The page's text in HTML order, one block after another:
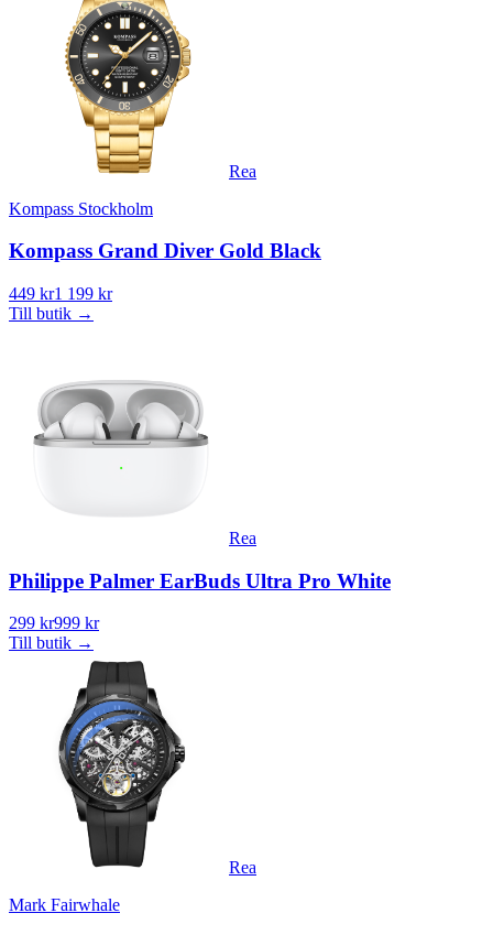
Rea
Kompass Stockholm
Kompass Grand Diver Gold Black
449 kr1 199 kr
Till butik →
Rea
Philippe Palmer EarBuds Ultra Pro White
299 kr999 kr
Till butik →
Rea
Mark Fairwhale